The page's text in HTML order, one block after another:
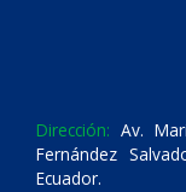
Dirección: Av.
Fernández
Ecuador.